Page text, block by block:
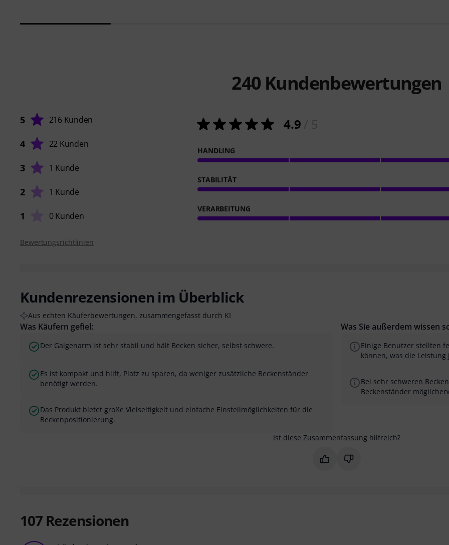
240 Kundenbewertungen
5 216 Kunden
4 22 Kunden
3 1 Kunde
2 1 Kunde
1 0 Kunden
4.9
HANDLING
STABILITÄT
VERARBEITUNG
Bewertungsrichtlinien
Kundenrezensionen im Überblick
Aus echten Käuferbewertungen, zusammengefasst durch KI
Was Käufern gefiel:
Der Galgenarm ist sehr stabil und hält Becken sicher, selbst schwere.
Es ist kompakt und hilft, Platz zu sparen, da weniger zusätzliche Beckenständer
benötigt werden.
Das Produkt bietet große Vielseitigkeit und einfache Einstellmöglichkeiten für die
Beckenpositionierung.
Was Sie außerdem wissen
Einige Benutzer stellten
können, was die
Bei sehr schweren
Beckenständer
Ist diese Zusammenfassung hilfreich?
Markieren Sie diese
Markieren Sie diese
107 Rezensionen